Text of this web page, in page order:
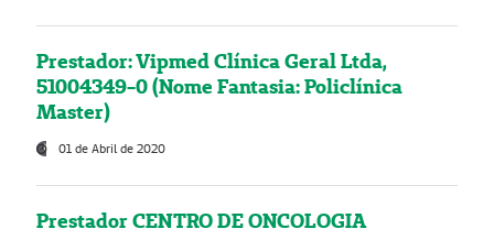
Prestador: Vipmed Clínica Geral Ltda,
51004349-0 (Nome Fantasia: Policlínica
Master)
01 de Abril de 2020
Prestador CENTRO DE ONCOLOGIA